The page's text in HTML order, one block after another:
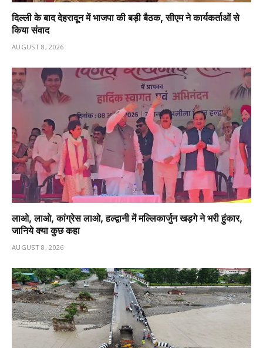
दिल्ली के बाद देहरादून में भाजपा की बड़ी बैठक, सीएम ने कार्यकर्ताओं से
किया संवाद
AUGUST 8, 2026
लाओ, लाओ, कांग्रेस लाओ, हल्द्वानी में मल्लिकार्जुन खड़गे ने भरी हुंकार,
जानिये क्या कुछ कहा
AUGUST 8, 2026